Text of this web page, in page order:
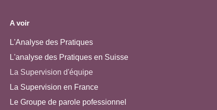
A voir
L'Analyse des Pratiques
L'analyse des Pratiques en Suisse
La Supervision d'équipe
La Supervision en France
Le Groupe de parole pofessionnel